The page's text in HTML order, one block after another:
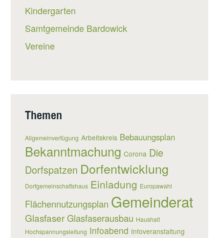
Kindergarten
Samtgemeinde Bardowick
Vereine
Themen
Allgemeinverfügung Arbeitskreis Bebauungsplan
Bekanntmachung Corona Die
Dorfspatzen Dorfentwicklung
Dorfgemeinschaftshaus Einladung Europawahl
Flächennutzungsplan Gemeinderat
Glasfaser Glasfaserausbau Haushalt
Hochspannungsleitung Infoabend Infoveranstaltung